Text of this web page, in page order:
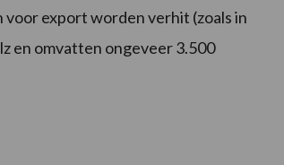
export worden verhit (zoals in
en omvatten ongeveer 3.500